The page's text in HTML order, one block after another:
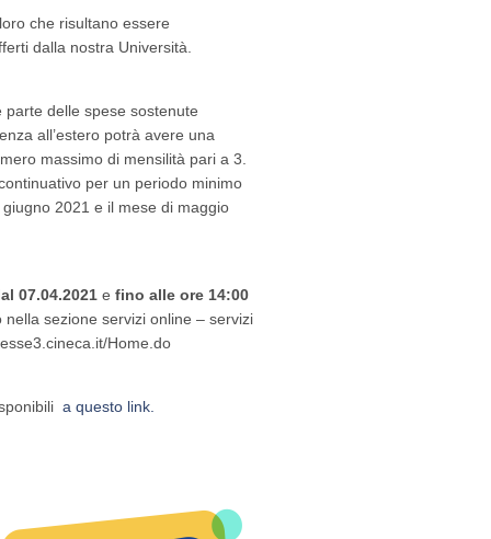
che risultano essere
dalla nostra Università.
delle spese sostenute
all’estero potrà avere una
massimo di mensilità pari a 3.
per un periodo minimo
2021 e il mese di maggio
07.04.2021 e fino alle ore 14:00
nella sezione servizi online – servizi
Home.do
a questo link.